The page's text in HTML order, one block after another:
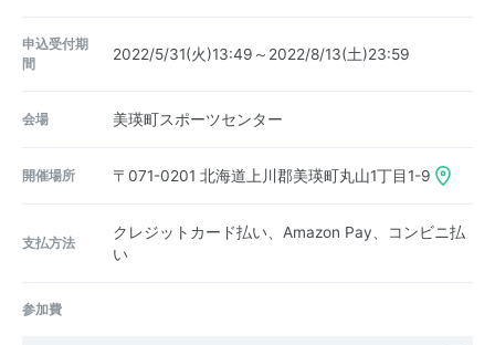
申込受付期
間
2022/5/31(火)13:49～2022/8/13(土)23:59
会場 美瑛町スポーツセンター
開催場所 〒071-0201 北海道上川郡美瑛町丸山1丁目1-9
支払方法
クレジットカード払い、Amazon Pay、コンビニ払
い
参加費